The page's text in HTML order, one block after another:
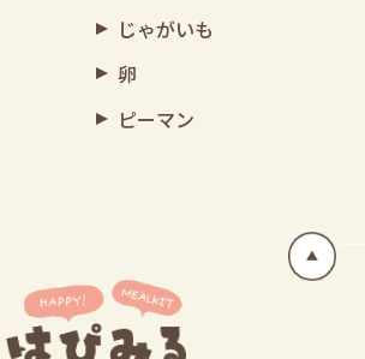
じゃがいも
卵
ピーマン